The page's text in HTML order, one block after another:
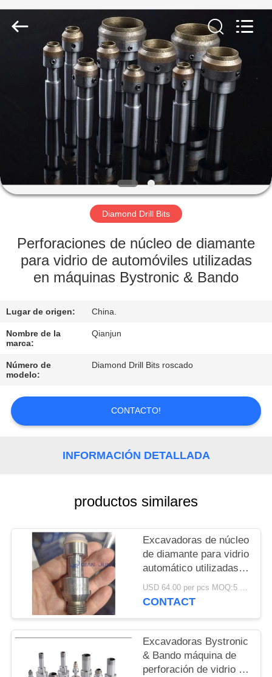
INICIO
PRODUCTOS
SOBRE
NOSOTROS
VISITA
LA
FÁBRICA
DE
CALIDAD
CONTACTO
NOTICIAS
SOLICITAR
COTIZACIÓN
MAPA
DEL
SITIO
PRIVACY
POLICY
Diamond Drill Bits
Perforaciones de núcleo de diamante
para vidrio de automóviles utilizadas
en máquinas Bystronic & Bando
Lugar de origen: China.
Nombre de la
marca:
Qianjun
Número de
modelo:
Diamond Drill Bits roscado
CONTACTO!
INFORMACIÓN DETALLADA
productos similares
Excavadoras de núcleo
de diamante para vidrio
automático utilizadas
en máquinas Bystronic
& Bando
USD 64.00 per pcs MOQ:5 piezas
CONTACT
Excavadoras Bystronic
& Bando máquina de
perforación de vidrio de